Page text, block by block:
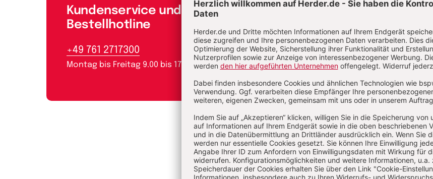
Kundenservice und
Bestellhotline
+49 761 2717300
Montag bis Freitag 9.00 bis 17.00 Uhr
E-Mail und
kundenservice@herder.de
Wir freuen uns über Ihre Nachricht.